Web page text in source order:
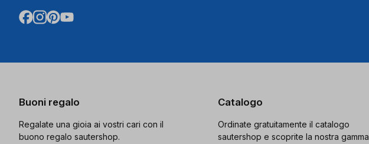
Buoni regalo
Regalate una gioia ai vostri cari con il
buono regalo sautershop.
Catalogo
Ordinate gratuitamente il catalogo
sautershop e scoprite la nostra gamma